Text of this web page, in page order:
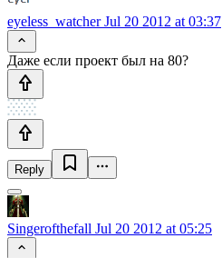
eyeless_watcherJul 20 2012 at 03:37
Даже если проект был на 80?
Reply
Singerofthefall Jul 20 2012 at 05:25